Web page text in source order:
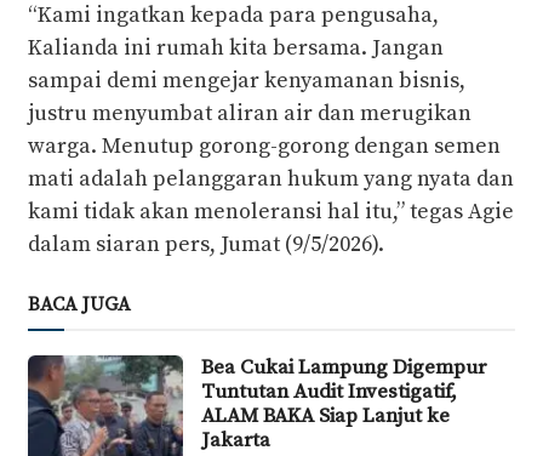
“Kami ingatkan kepada para pengusaha,
Kalianda ini rumah kita bersama. Jangan
sampai demi mengejar kenyamanan bisnis,
justru menyumbat aliran air dan merugikan
warga. Menutup gorong-gorong dengan semen
mati adalah pelanggaran hukum yang nyata dan
kami tidak akan menoleransi hal itu,” tegas Agie
dalam siaran pers, Jumat (9/5/2026).
BACA JUGA
Bea Cukai Lampung Digempur
Tuntutan Audit Investigatif,
ALAM BAKA Siap Lanjut ke
Jakarta